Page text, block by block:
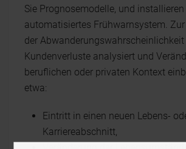
Sie Prognosemodelle, und installieren
automatisiertes Frühwarnsystem.
der Abwanderungswahrscheinlichkeit
Kundenverluste analysiert und
beruflichen oder privaten Kontext
etwa:
Eintritt in einen neuen Lebens-
Karriereabschnitt,